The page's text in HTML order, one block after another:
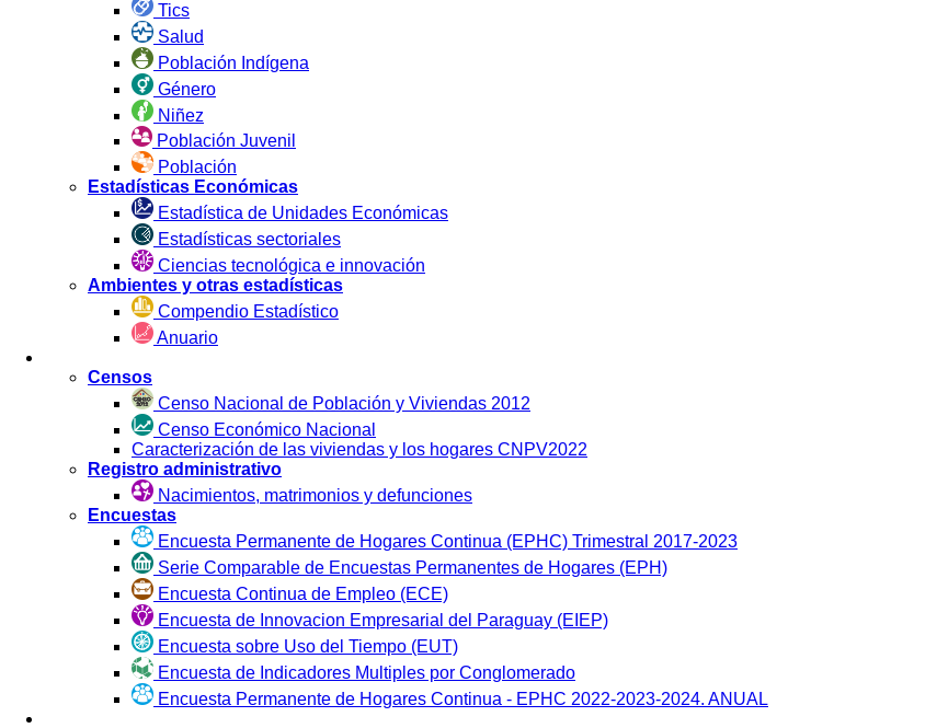
Tics
Salud
Población Indígena
Género
Niñez
Población Juvenil
Población
Estadísticas Económicas
Estadística de Unidades Económicas
Estadísticas sectoriales
Ciencias tecnológica e innovación
Ambientes y otras estadísticas
Compendio Estadístico
Anuario
Censos
Censo Nacional de Población y Viviendas 2012
Censo Económico Nacional
Caracterización de las viviendas y los hogares CNPV2022
Registro administrativo
Nacimientos, matrimonios y defunciones
Encuestas
Encuesta Permanente de Hogares Continua (EPHC) Trimestral 2017-2023
Serie Comparable de Encuestas Permanentes de Hogares (EPH)
Encuesta Continua de Empleo (ECE)
Encuesta de Innovacion Empresarial del Paraguay (EIEP)
Encuesta sobre Uso del Tiempo (EUT)
Encuesta de Indicadores Multiples por Conglomerado
Encuesta Permanente de Hogares Continua - EPHC 2022-2023-2024. ANUAL